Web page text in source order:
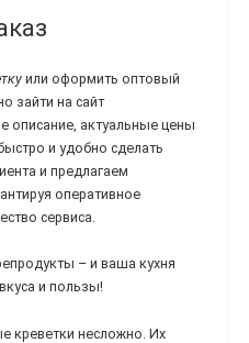
или оформить оптовый
зайти на сайт
описание, актуальные цены
и удобно сделать
и предлагаем
оперативное
сервиса.
– и ваша кухня
и пользы!
креветки несложно. Их